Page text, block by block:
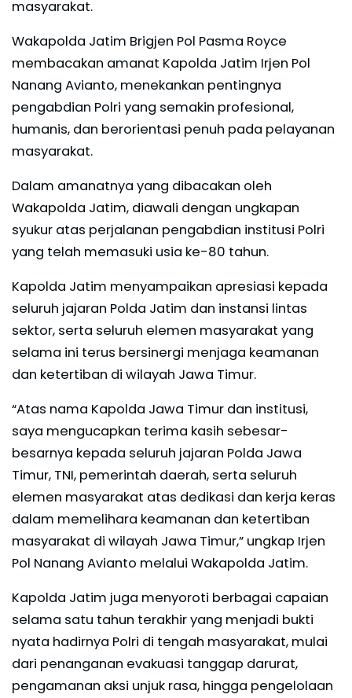
masyarakat.
Wakapolda Jatim Brigjen Pol Pasma Royce
membacakan amanat Kapolda Jatim Irjen Pol
Nanang Avianto, menekankan pentingnya
pengabdian Polri yang semakin profesional,
humanis, dan berorientasi penuh pada pelayanan
masyarakat.
Dalam amanatnya yang dibacakan oleh
Wakapolda Jatim, diawali dengan ungkapan
syukur atas perjalanan pengabdian institusi Polri
yang telah memasuki usia ke-80 tahun.
Kapolda Jatim menyampaikan apresiasi kepada
seluruh jajaran Polda Jatim dan instansi lintas
sektor, serta seluruh elemen masyarakat yang
selama ini terus bersinergi menjaga keamanan
dan ketertiban di wilayah Jawa Timur.
“Atas nama Kapolda Jawa Timur dan institusi,
saya mengucapkan terima kasih sebesar-
besarnya kepada seluruh jajaran Polda Jawa
Timur, TNI, pemerintah daerah, serta seluruh
elemen masyarakat atas dedikasi dan kerja keras
dalam memelihara keamanan dan ketertiban
masyarakat di wilayah Jawa Timur,” ungkap Irjen
Pol Nanang Avianto melalui Wakapolda Jatim.
Kapolda Jatim juga menyoroti berbagai capaian
selama satu tahun terakhir yang menjadi bukti
nyata hadirnya Polri di tengah masyarakat, mulai
dari penanganan evakuasi tanggap darurat,
pengamanan aksi unjuk rasa, hingga pengelolaan